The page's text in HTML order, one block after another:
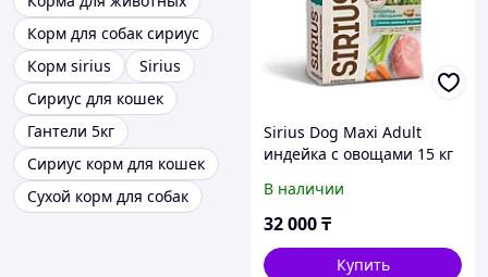
Корм для собак сириус
Корм sirius
Sirius
Сириус для кошек
Гантели 5кг
Сириус корм для кошек
Сухой корм для собак
Sirius Dog Maxi Adult
индейка c овощами 15 кг
В наличии
32 000₸
Купить